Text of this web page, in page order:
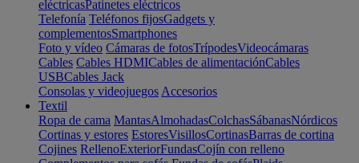
eléctricasPatinetes eléctricos
Telefonía Teléfonos fijosGadgets y
complementosSmartphones
Foto y vídeo Cámaras de fotosTrípodesVideocámaras
Cables Cables HDMICables de alimentaciónCables
USBCables Jack
Consolas y videojuegos Accesorios
Textil
Ropa de cama MantasAlmohadasColchasSábanasNórdicos
Cortinas y estores EstoresVisillosCortinasBarras de cortina
Cojines RellenoExteriorFundasCojín con relleno